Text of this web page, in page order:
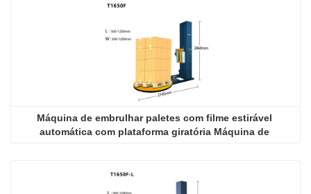
Máquina de embrulhar paletes com filme estirável
automática com plataforma giratória Máquina de